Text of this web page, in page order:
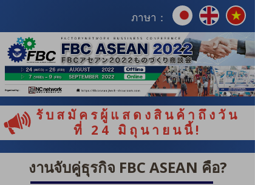
รับสมัครผู้แสดงสินค้าถึงวัน
ที่ 24 มิถุนายนนี้!
ภาษา：
งานจับคู่ธุรกิจ FBC ASEAN คือ?